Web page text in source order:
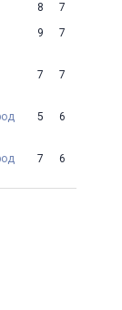
8
7
9 7
7 7
5 6
7 6